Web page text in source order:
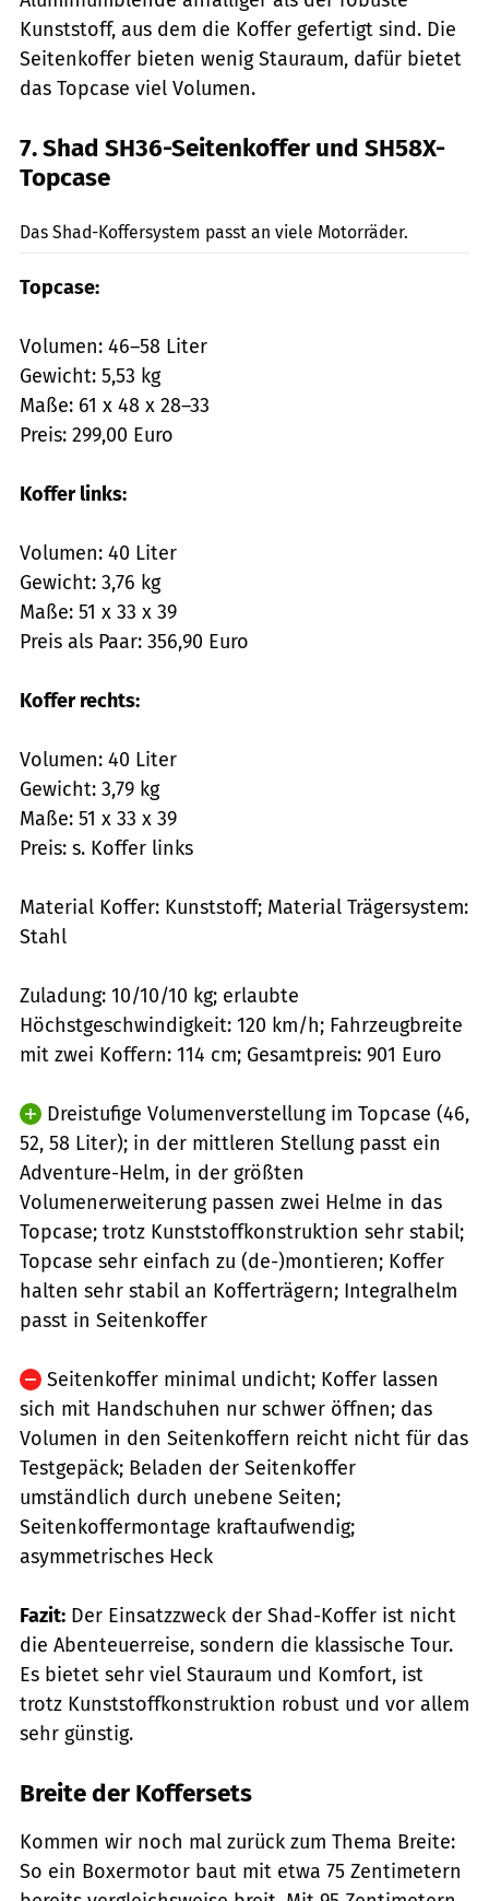
Kunststoff, aus dem die Koffer gefertigt sind. Die
Seitenkoffer bieten wenig Stauraum, dafür bietet
das Topcase viel Volumen.
7. Shad SH36-Seitenkoffer und SH58X-
Topcase
Das Shad-Koffersystem passt an viele Motorräder.
Topcase:
Volumen: 46–58 Liter
Gewicht: 5,53 kg
Maße: 61 x 48 x 28–33
Preis: 299,00 Euro
Koffer links:
Volumen: 40 Liter
Gewicht: 3,76 kg
Maße: 51 x 33 x 39
Preis als Paar: 356,90 Euro
Koffer rechts:
Volumen: 40 Liter
Gewicht: 3,79 kg
Maße: 51 x 33 x 39
Preis: s. Koffer links
Material Koffer: Kunststoff; Material Trägersystem:
Stahl
Zuladung: 10/10/10 kg; erlaubte
Höchstgeschwindigkeit: 120 km/h; Fahrzeugbreite
mit zwei Koffern: 114 cm; Gesamtpreis: 901 Euro
Dreistufige Volumenverstellung im Topcase (46,
52, 58 Liter); in der mittleren Stellung passt ein
Adventure-Helm, in der größten
Volumenerweiterung passen zwei Helme in das
Topcase; trotz Kunststoffkonstruktion sehr stabil;
Topcase sehr einfach zu (de-)montieren; Koffer
halten sehr stabil an Kofferträgern; Integralhelm
passt in Seitenkoffer
Seitenkoffer minimal undicht; Koffer lassen
sich mit Handschuhen nur schwer öffnen; das
Volumen in den Seitenkoffern reicht nicht für das
Testgepäck; Beladen der Seitenkoffer
umständlich durch unebene Seiten;
Seitenkoffermontage kraftaufwendig;
asymmetrisches Heck
Fazit: Der Einsatzzweck der Shad-Koffer ist nicht
die Abenteuerreise, sondern die klassische Tour.
Es bietet sehr viel Stauraum und Komfort, ist
trotz Kunststoffkonstruktion robust und vor allem
sehr günstig.
Breite der Koffersets
Kommen wir noch mal zurück zum Thema Breite:
So ein Boxermotor baut mit etwa 75 Zentimetern